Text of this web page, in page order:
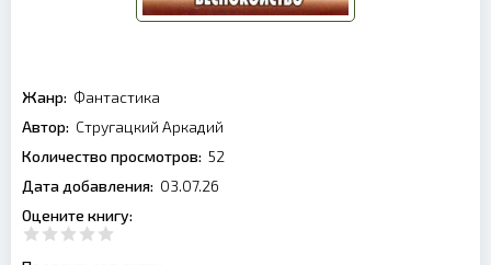
Жанр: Фантастика
Автор: Стругацкий Аркадий
Количество просмотров: 52
Дата добавления: 03.07.26
Оцените книгу: